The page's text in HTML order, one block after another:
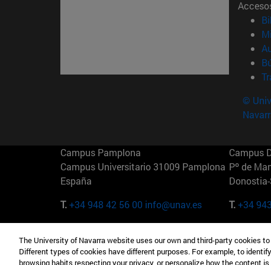
©
Campus Pamplona
Campus Universitario 31009 Pamplona
España
T.+34 948 42 56 00 info@unav.es
Campus
Pº de
T.+34
Camino del Cerro Águila 3 28023
Madrid España
165 W
EE.UU
The University of Navarra website uses our own and third-party cookies
Different types of cookies have different purposes. For example, to
browsing habits respecting your privacy, or personalize how the content